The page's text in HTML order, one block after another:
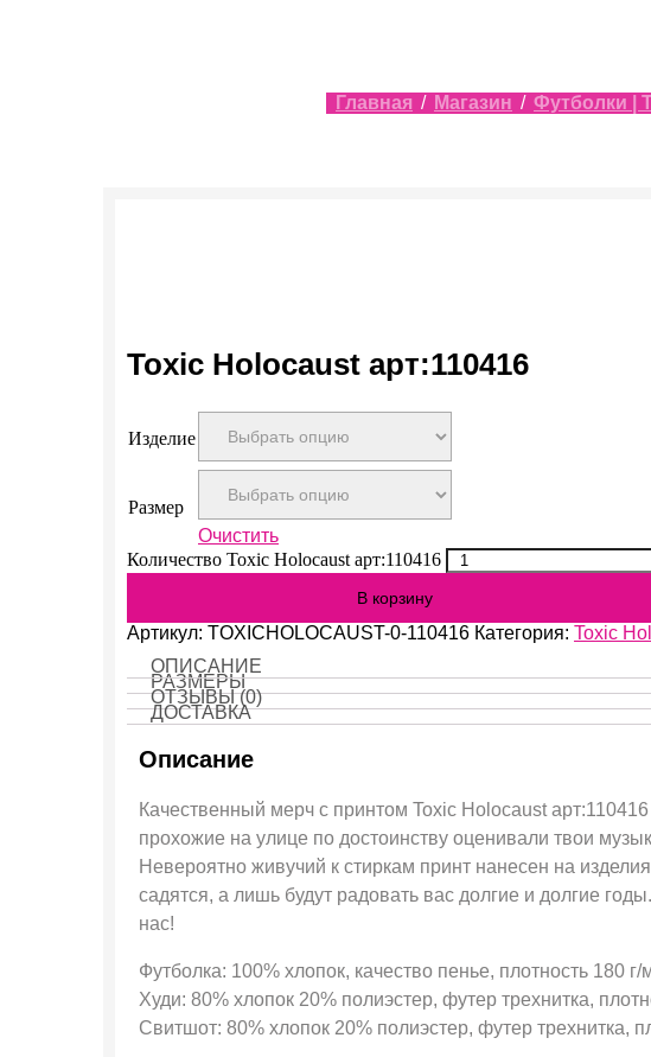
Главная / Магазин / Футболки |
Toxic Holocaust арт:110416
Изделие
Размер
Очистить
Количество Toxic Holocaust арт:110416
В корзину
Артикул: TOXICHOLOCAUST-0-110416 Категория: Toxic
ОПИСАНИЕ
РАЗМЕРЫ
ОТЗЫВЫ (0)
ДОСТАВКА
Описание
Качественный мерч с принтом Toxic Holocaust
прохожие на улице по достоинству оценивали твои
Невероятно живучий к стиркам принт нанесен на
садятся, а лишь будут радовать вас долгие и долгие
нас!
Футболка: 100% хлопок, качество пенье, плотность 180 г/
Худи: 80% хлопок 20% полиэстер, футер трехнитка,
Свитшот: 80% хлопок 20% полиэстер, футер трехнитка,